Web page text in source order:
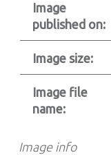
Image info
Image
published on:
Image size:
Image file
name: